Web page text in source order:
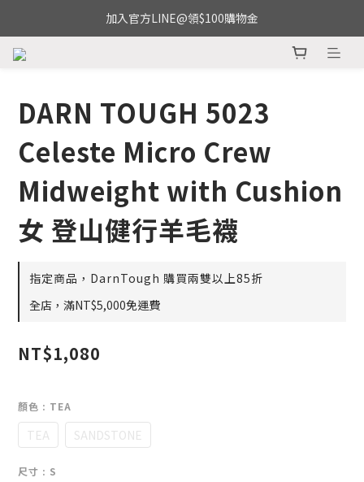
加入官方LINE@領$100購物金
DARN TOUGH 5023
Celeste Micro Crew
Midweight with Cushion
女 登山健行羊毛襪
指定商品，DarnTough 購買兩雙以上85折
全店，滿NT$5,000免運費
NT$1,080
顏色 : TEA
TEA SANDSTONE
尺寸 : S